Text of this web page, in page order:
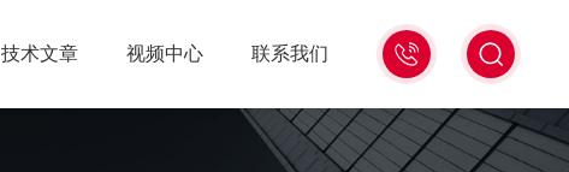
技术文章 视频中心 联系我们